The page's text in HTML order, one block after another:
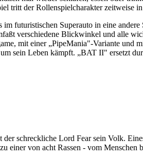
tritt der Rollenspielcharakter zeitweise
im futuristischen Superauto in eine
verschiedene Blickwinkel und alle
mit einer „PipeMania"-Variante und
sein Leben kämpft. „BAT II" ersetzt
der schreckliche Lord Fear sein Volk.
einer von acht Rassen - vom